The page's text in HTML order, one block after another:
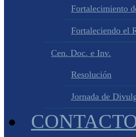
Fortalecimiento
Fortaleciendo el
Cen. Doc. e Inv.
Resolución
Jornada de